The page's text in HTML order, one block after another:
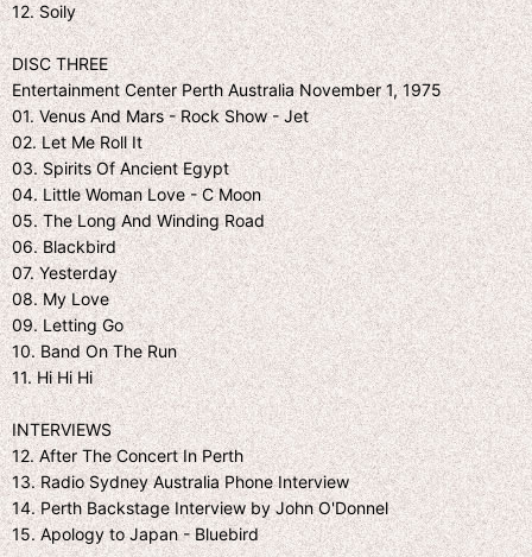
12. Soily
DISC THREE
Entertainment Center Perth Australia November 1, 1975
01. Venus And Mars - Rock Show - Jet
02. Let Me Roll It
03. Spirits Of Ancient Egypt
04. Little Woman Love - C Moon
05. The Long And Winding Road
06. Blackbird
07. Yesterday
08. My Love
09. Letting Go
10. Band On The Run
11. Hi Hi Hi
INTERVIEWS
12. After The Concert In Perth
13. Radio Sydney Australia Phone Interview
14. Perth Backstage Interview by John O'Donnel
15. Apology to Japan - Bluebird